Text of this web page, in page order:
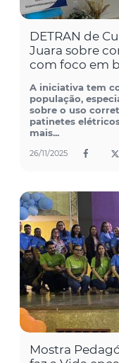
DETRAN de
Juara sobre
com foco em
A iniciativa tem
população,
sobre o uso
patinetes
mais...
26/11/2025
Mostra